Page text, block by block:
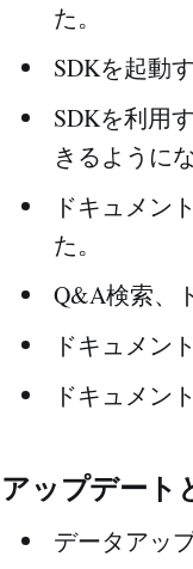
た。
SDKを起動
SDKを利用
きるように
ドキュメン
た。
Q&A検索、
ドキュメン
ドキュメン
アップデート
データアッ